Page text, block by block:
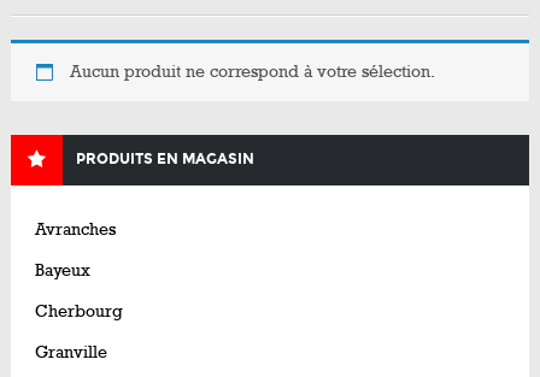
Aucun produit ne correspond à votre sélection.
PRODUITS EN MAGASIN
Avranches
Bayeux
Cherbourg
Granville